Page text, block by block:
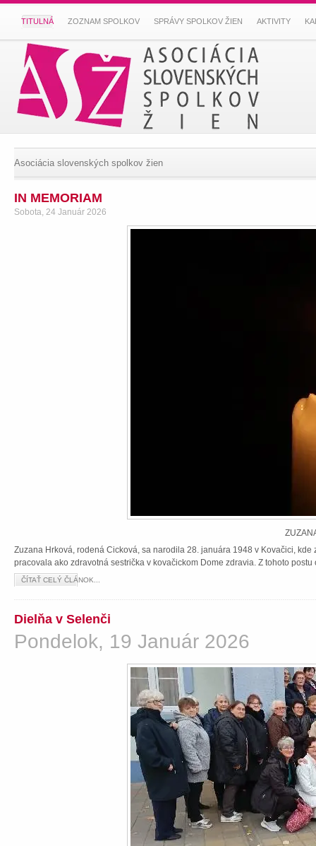
TITULNÁ ZOZNAM SPOLKOV SPRÁVY SPOLKOV ŽIEN AKTIVITY
Asociácia slovenských spolkov žien
IN MEMORIAM
Sobota, 24 Január 2026
Zuzana Hrková, rodená Cicková, sa narodila 28. januára 1948 v Kovačici,
pracovala ako zdravotná sestrička v kovačickom Dome zdravia. Z tohoto
ČÍTAŤ CELÝ ČLÁNOK...
Dielňa v Selenči
Pondelok, 19 Január 2026